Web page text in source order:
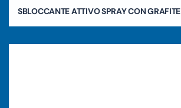
SBLOCCANTE ATTIVO SPRAY CON GRAFITE